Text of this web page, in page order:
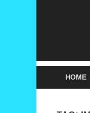
HOME